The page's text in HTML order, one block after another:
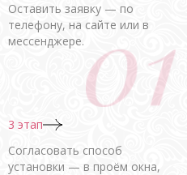
Оставить заявку — по
телефону, на сайте или в
мессенджере.
3 этап
Согласовать способ
установки — в проём окна,